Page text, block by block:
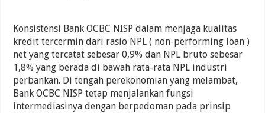
Konsistensi Bank OCBC NISP dalam menjaga kualitas
kredit tercermin dari rasio NPL ( non-performing loan )
net yang tercatat sebesar 0,9% dan NPL bruto sebesar
1,8% yang berada di bawah rata-rata NPL industri
perbankan. Di tengah perekonomian yang melambat,
Bank OCBC NISP tetap menjalankan fungsi
intermediasinya dengan berpedoman pada prinsip